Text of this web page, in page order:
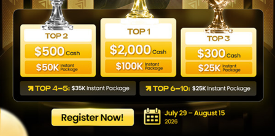
eventualmente perder tudo.
A verdade sobre os ganhos no forex é
mais prosaica:
Traders profissionais consistentes
costumam visar retornos anuais entre
15% e 40%, com risco controlado.
Meses negativos fazem parte da